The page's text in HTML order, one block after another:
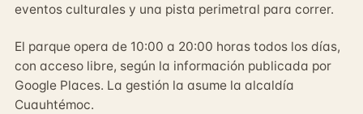
eventos culturales y una pista perimetral para correr.
El parque opera de 10:00 a 20:00 horas todos los días,
con acceso libre, según la información publicada por
Google Places. La gestión la asume la alcaldía
Cuauhtémoc.